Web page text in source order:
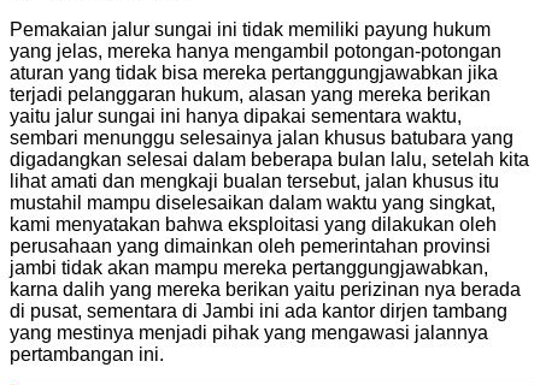
Pemakaian jalur sungai ini tidak memiliki payung hukum
yang jelas, mereka hanya mengambil potongan-potongan
aturan yang tidak bisa mereka pertanggungjawabkan jika
terjadi pelanggaran hukum, alasan yang mereka berikan
yaitu jalur sungai ini hanya dipakai sementara waktu,
sembari menunggu selesainya jalan khusus batubara yang
digadangkan selesai dalam beberapa bulan lalu, setelah kita
lihat amati dan mengkaji bualan tersebut, jalan khusus itu
mustahil mampu diselesaikan dalam waktu yang singkat,
kami menyatakan bahwa eksploitasi yang dilakukan oleh
perusahaan yang dimainkan oleh pemerintahan provinsi
jambi tidak akan mampu mereka pertanggungjawabkan,
karna dalih yang mereka berikan yaitu perizinan nya berada
di pusat, sementara di Jambi ini ada kantor dirjen tambang
yang mestinya menjadi pihak yang mengawasi jalannya
pertambangan ini.